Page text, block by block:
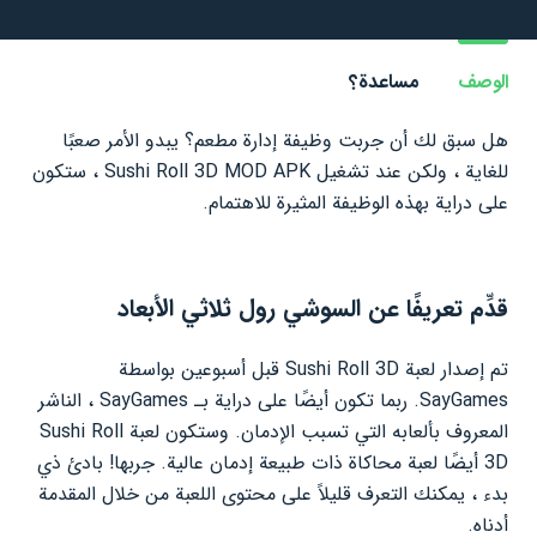
الوصف
مساعدة؟
هل سبق لك أن جربت وظيفة إدارة مطعم؟ يبدو الأمر صعبًا
للغاية ، ولكن عند تشغيل Sushi Roll 3D MOD APK ، ستكون
على دراية بهذه الوظيفة المثيرة للاهتمام.
قدِّم تعريفًا عن السوشي رول ثلاثي الأبعاد
تم إصدار لعبة Sushi Roll 3D قبل أسبوعين بواسطة
SayGames. ربما تكون أيضًا على دراية بـ SayGames ، الناشر
المعروف بألعابه التي تسبب الإدمان. وستكون لعبة Sushi Roll
3D أيضًا لعبة محاكاة ذات طبيعة إدمان عالية. جربها! بادئ ذي
بدء ، يمكنك التعرف قليلاً على محتوى اللعبة من خلال المقدمة
أدناه.